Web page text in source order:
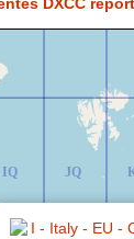
IQ JQ